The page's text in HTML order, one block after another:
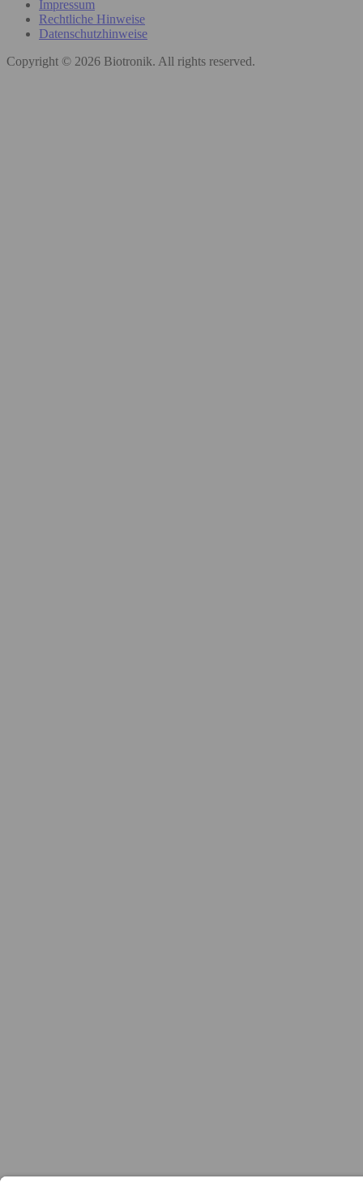
Impressum
Rechtliche Hinweise
Datenschutzhinweise
Copyright © 2026 Biotronik. All rights reserved.